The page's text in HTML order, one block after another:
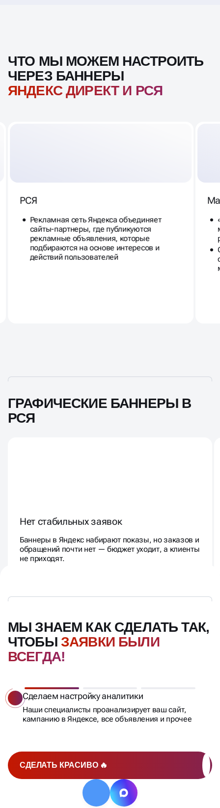
ЧТО МЫ МОЖЕМ НАСТРОИТЬ
ЧЕРЕЗ БАННЕРЫ
ЯНДЕКС ДИРЕКТ И РСЯ
РСЯ
Рекламная сеть Яндекса объединяет
сайты-партнеры, где публикуются
рекламные объявления, которые
подбираются на основе интересов и
действий пользователей
ГРАФИЧЕСКИЕ БАННЕРЫ В
РСЯ
Нет стабильных заявок
Баннеры в Яндекс набирают показы, но заказов и
обращений почти нет — бюджет уходит, а клиенты
не приходят.
МЫ ЗНАЕМ КАК СДЕЛАТЬ ТАК,
ЧТОБЫ ЗАЯВКИ БЫЛИ
ВСЕГДА!
СДЕЛАТЬ КРАСИВО 🔥
Сделаем настройку аналитики
Наши специалисты проанализирует ваш сайт,
кампанию в Яндексе, все объявления и прочее